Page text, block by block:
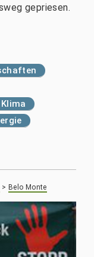
gepriesen.
> Belo Monte